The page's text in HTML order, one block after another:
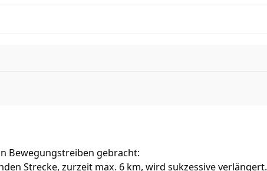
Bewegungstreiben gebracht:
Strecke, zurzeit max. 6 km, wird sukzessive verlängert.